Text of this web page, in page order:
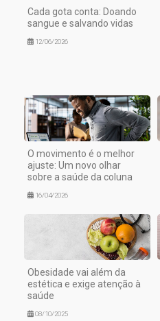
Cada gota conta: Doando
sangue e salvando vidas
12/06/2026
O movimento é o melhor
ajuste: Um novo olhar
sobre a saúde da coluna
16/04/2026
Obesidade vai além da
estética e exige atenção à
saúde
08/10/2025